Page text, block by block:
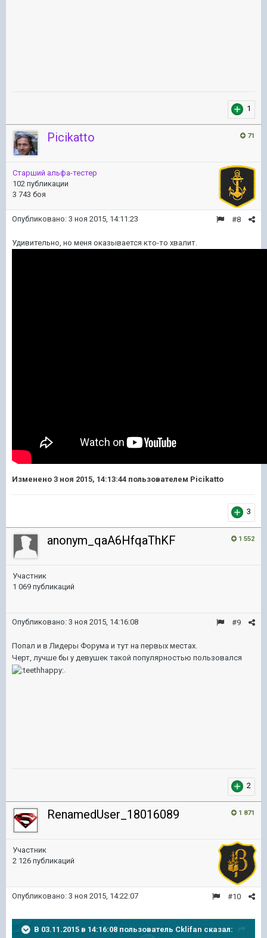
1
71
Picikatto
Старший альфа-тестер
102 публикации
3 743 боя
#8
Опубликовано: 3 ноя 2015, 14:11:23
Удивительно, но меня оказывается кто-то хвалит.
Изменено 3 ноя 2015, 14:13:44 пользователем Picikatto
3
1 552
anonym_qaA6HfqaThKF
Участник
1 069 публикаций
#9
Опубликовано: 3 ноя 2015, 14:16:08
Попал и в Лидеры Форума и тут на первых местах.
Черт, лучше бы у девушек такой популярностью пользовался
.
2
1 871
RenamedUser_18016089
Участник
2 126 публикаций
#10
Опубликовано: 3 ноя 2015, 14:22:07
В 03.11.2015 в 14:16:08 пользователь Cklifan сказал: